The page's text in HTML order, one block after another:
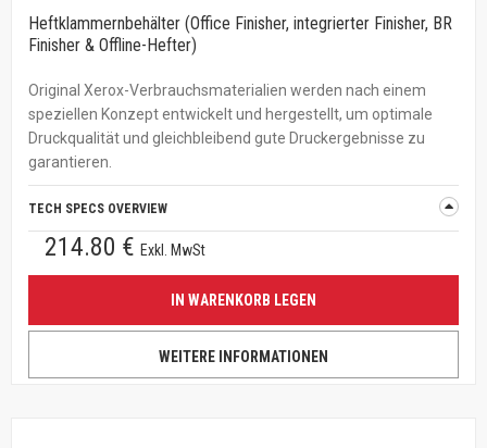
Heftklammernbehälter (Office Finisher, integrierter Finisher, BR
Finisher & Offline-Hefter)
Original Xerox-Verbrauchsmaterialien werden nach einem
speziellen Konzept entwickelt und hergestellt, um optimale
Druckqualität und gleichbleibend gute Druckergebnisse zu
garantieren.
TECH SPECS OVERVIEW
214.80 € Exkl. MwSt
IN WARENKORB LEGEN
WEITERE INFORMATIONEN